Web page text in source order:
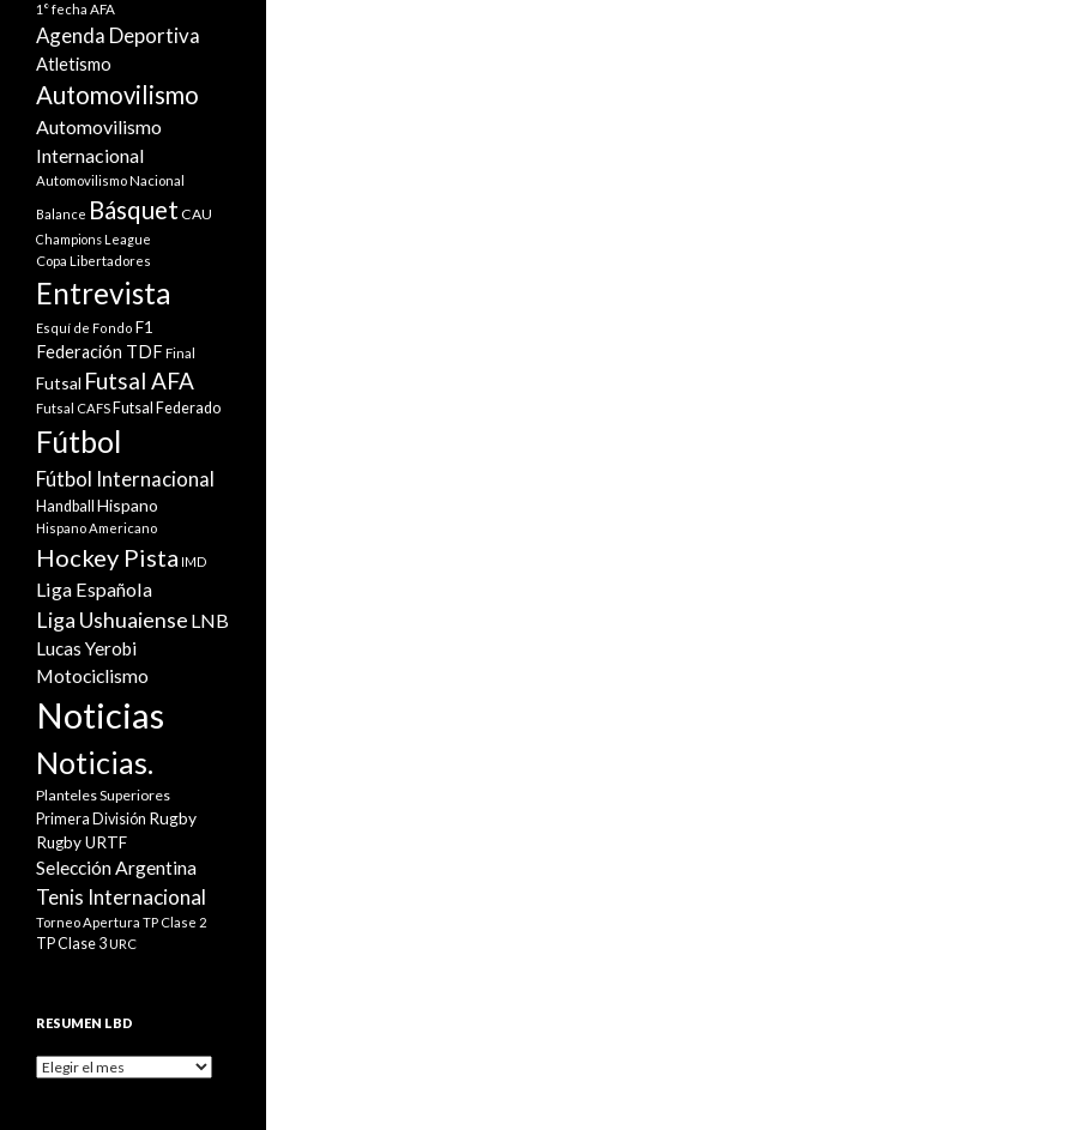
1° fecha AFA
Agenda Deportiva
Atletismo
Automovilismo
Automovilismo
Internacional
Automovilismo Nacional
Balance Básquet CAU
Champions League
Copa Libertadores
Entrevista
Esquí de Fondo F1
Federación TDF Final
Futsal Futsal AFA
Futsal CAFS Futsal Federado
Fútbol
Fútbol Internacional
Handball Hispano
Hispano Americano
Hockey Pista IMD
Liga Española
Liga Ushuaiense LNB
Lucas Yerobi
Motociclismo
Noticias
Noticias.
Planteles Superiores
Primera División Rugby
Rugby URTF
Selección Argentina
Tenis Internacional
Torneo Apertura TP Clase 2
TP Clase 3URC
RESUMEN LBD
Resumen